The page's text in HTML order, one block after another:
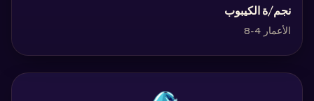
‏نجم/ة الكيبوب‏
الأعمار 4-8